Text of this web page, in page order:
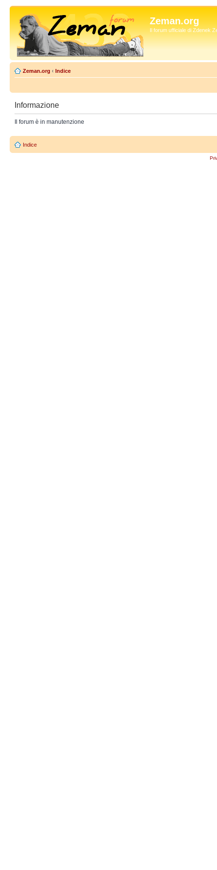
Zeman.org
Il forum ufficiale di Zdenek
Zeman.org ‹ Indice
Informazione
Il forum è in manutenzione
Indice